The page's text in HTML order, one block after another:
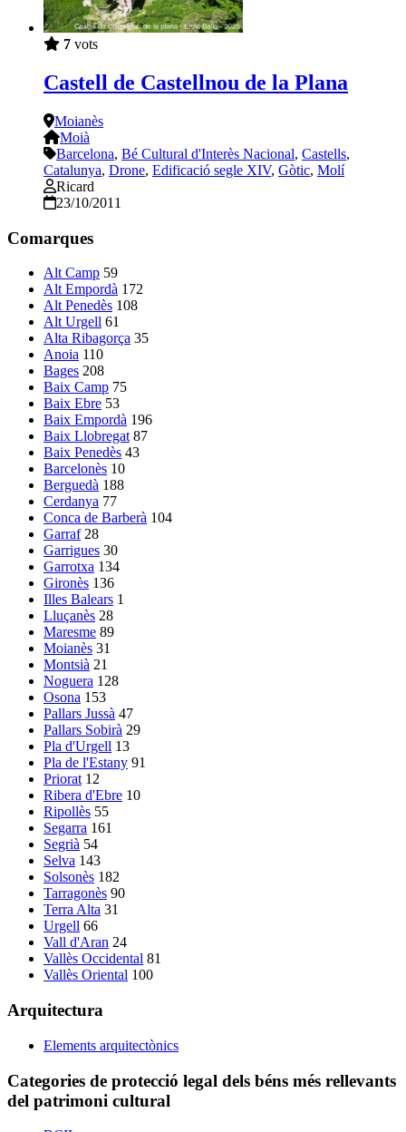
7 vots
Castell de Castellnou de la Plana
Moianès
Moià
Barcelona, Bé Cultural d'Interès Nacional, Castells,
Catalunya, Drone, Edificació segle XIV, Gòtic, Molí
Ricard
23/10/2011
Comarques
Alt Camp 59
Alt Empordà 172
Alt Penedès 108
Alt Urgell 61
Alta Ribagorça 35
Anoia 110
Bages 208
Baix Camp 75
Baix Ebre 53
Baix Empordà 196
Baix Llobregat 87
Baix Penedès 43
Barcelonès 10
Berguedà 188
Cerdanya 77
Conca de Barberà 104
Garraf 28
Garrigues 30
Garrotxa 134
Gironès 136
Illes Balears 1
Lluçanès 28
Maresme 89
Moianès 31
Montsià 21
Noguera 128
Osona 153
Pallars Jussà 47
Pallars Sobirà 29
Pla d'Urgell 13
Pla de l'Estany 91
Priorat 12
Ribera d'Ebre 10
Ripollès 55
Segarra 161
Segrià 54
Selva 143
Solsonès 182
Tarragonès 90
Terra Alta 31
Urgell 66
Vall d'Aran 24
Vallès Occidental 81
Vallès Oriental 100
Arquitectura
Elements arquitectònics
Categories de protecció legal dels béns més rellevants
del patrimoni cultural